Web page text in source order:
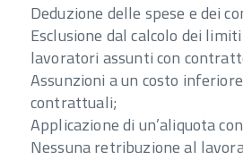
Deduzione delle spese e dei
Esclusione dal calcolo dei
lavoratori assunti con
Assunzioni a un costo
contrattuali;
Applicazione di un’aliquota
Nessuna retribuzione al